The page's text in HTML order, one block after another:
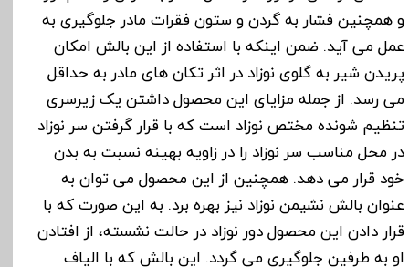
و همچنین فشار به گردن و ستون فقرات مادر جلوگیری به
عمل می آید. ضمن اینکه با استفاده از این بالش امکان
پریدن شیر به گلوی نوزاد در اثر تکان های مادر به حداقل
می رسد. از جمله مزایای این محصول داشتن یک زیرسری
تنظیم شونده مختص نوزاد است که با قرار گرفتن سر نوزاد
در محل مناسب سر نوزاد را در زاویه بهینه نسبت به بدن
خود قرار می دهد. همچنین از این محصول می توان به
عنوان بالش نشیمن نوزاد نیز بهره برد. به این صورت که با
قرار دادن این محصول دور نوزاد در حالت نشسته، از افتادن
او به طرفین جلوگیری می گردد. این بالش که با الیاف